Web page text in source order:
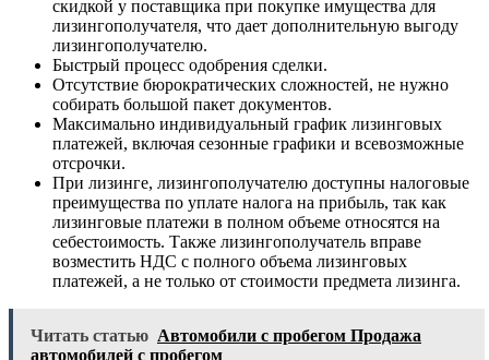
скидкой у поставщика при покупке имущества для
лизингополучателя, что дает дополнительную выгоду
лизингополучателю.
Быстрый процесс одобрения сделки.
Отсутствие бюрократических сложностей, не нужно
собирать большой пакет документов.
Максимально индивидуальный график лизинговых
платежей, включая сезонные графики и всевозможные
отсрочки.
При лизинге, лизингополучателю доступны налоговые
преимущества по уплате налога на прибыль, так как
лизинговые платежи в полном объеме относятся на
себестоимость. Также лизингополучатель вправе
возместить НДС с полного объема лизинговых
платежей, а не только от стоимости предмета лизинга.
Читать статью Автомобили с пробегом Продажа
автомобилей с пробегом